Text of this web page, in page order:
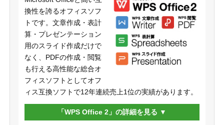
換性を誇るオフィスソフ
トです。文章作成・表計
算・プレゼンテーション
用のスライド作成だけで
なく、PDFの作成・閲覧
も行える高性能な総合オ
フィスソフトとしてオフ
ィス互換ソフトで12年連続売上1位の実績があります。
「WPS Office 2」の詳細を見る